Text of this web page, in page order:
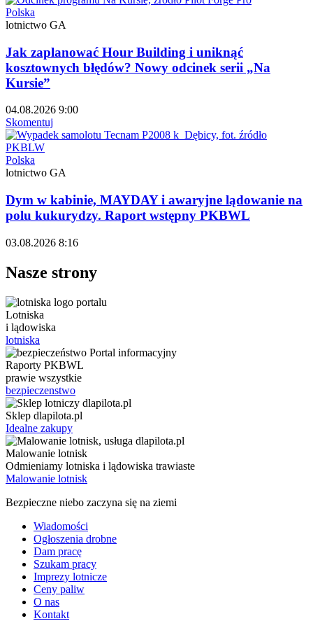
Polska
lotnictwo GA
Jak zaplanować Hour Building i uniknąć
kosztownych błędów? Nowy odcinek serii „Na
Kursie”
04.08.2026 9:00
Skomentuj
Polska
lotnictwo GA
Dym w kabinie, MAYDAY i awaryjne lądowanie na
polu kukurydzy. Raport wstępny PKBWL
03.08.2026 8:16
Nasze strony
Lotniska
i lądowiska
lotniska
Raporty PKBWL
prawie wszystkie
bezpieczenstwo
Sklep dlapilota.pl
Idealne zakupy
Malowanie lotnisk
Odmieniamy lotniska i lądowiska trawiaste
Malowanie lotnisk
Bezpieczne niebo zaczyna się na ziemi
Wiadomości
Ogłoszenia drobne
Dam pracę
Szukam pracy
Imprezy lotnicze
Ceny paliw
O nas
Kontakt